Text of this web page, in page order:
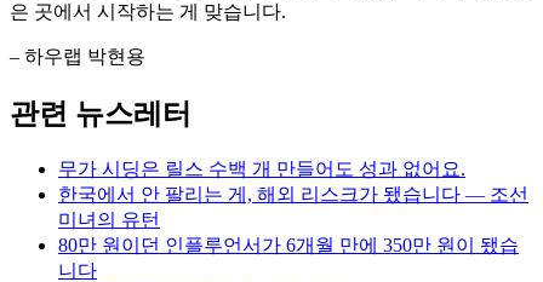
은 곳에서 시작하는 게 맞습니다.
– 하우랩 박현용
관련 뉴스레터
무가 시딩은 릴스 수백 개 만들어도 성과 없어요.
한국에서 안 팔리는 게, 해외 리스크가 됐습니다 — 조선
미녀의 유턴
80만 원이던 인플루언서가 6개월 만에 350만 원이 됐습
니다